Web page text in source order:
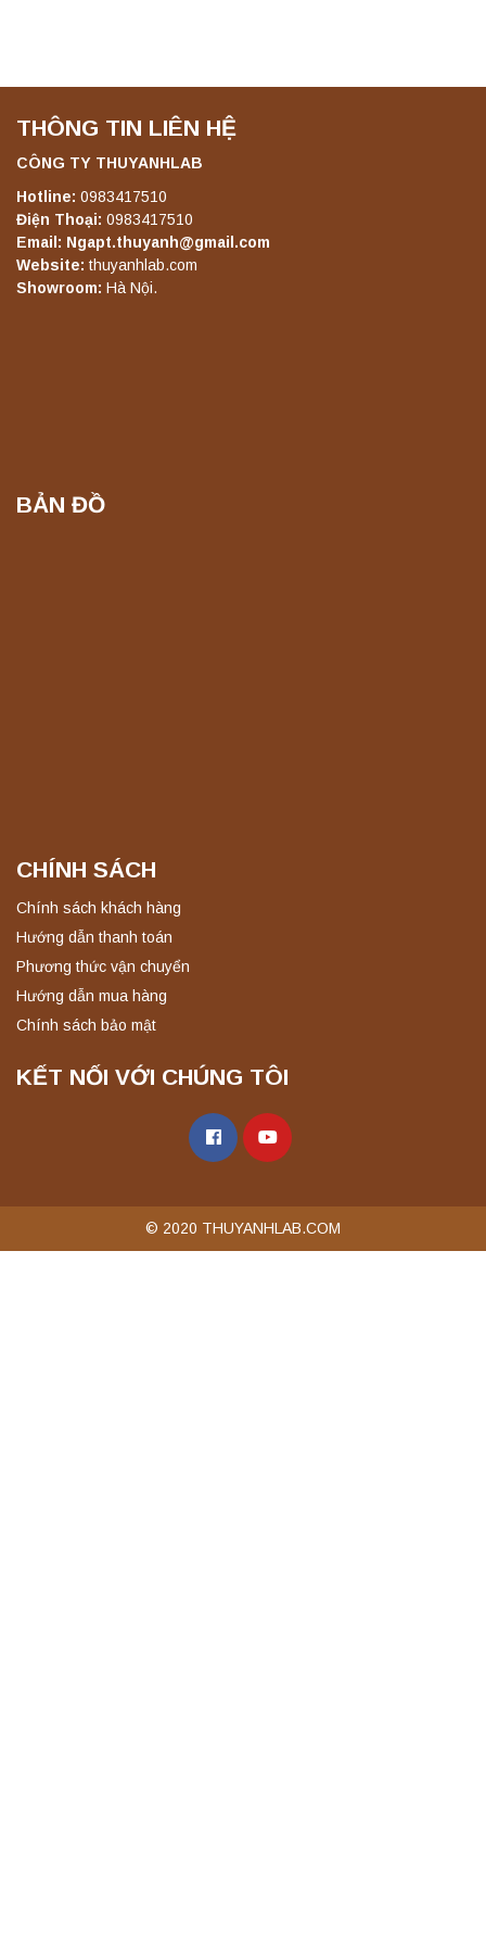
THÔNG TIN LIÊN HỆ
CÔNG TY THUYANHLAB
Hotline: 0983417510
Điện Thoại: 0983417510
Email: Ngapt.thuyanh@gmail.com
Website: thuyanhlab.com
Showroom: Hà Nội.
BẢN ĐỒ
CHÍNH SÁCH
Chính sách khách hàng
Hướng dẫn thanh toán
Phương thức vận chuyển
Hướng dẫn mua hàng
Chính sách bảo mật
KẾT NỐI VỚI CHÚNG TÔI
© 2020 THUYANHLAB.COM